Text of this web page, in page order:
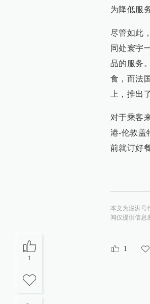
1
为降低服
尽管如此
同处寰宇
品的服务
食，而法
上，推出
对于乘客
港-伦敦盖
前就订好餐
本文为澎湃号
闻仅提供信息
1